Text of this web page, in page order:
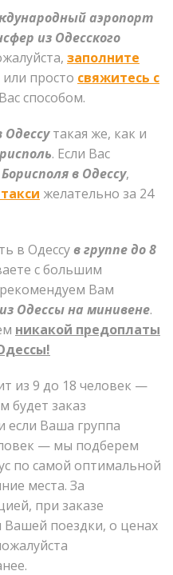
аэропорт
из Одесского
заполните
или просто свяжитесь с
способом.
Одессутакая же, как и
. Если Вас
в Одессу,
желательно за 24
в Одессув группе до 8
с большим
Вам
Одессы на минивене.
никакой предоплаты
из 9 до 18 человек —
будет заказ
если Ваша группа
— мы подберем
по самой оптимальной
места. За
при заказе
поездки, о ценах